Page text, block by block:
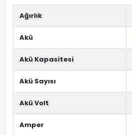
Ağırlık
Akü
Akü Kapasitesi
Akü Sayısı
Akü Volt
Amper